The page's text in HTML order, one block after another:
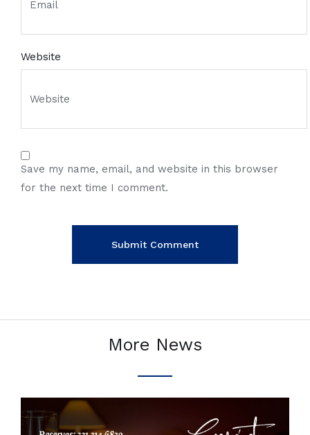
Website
Save my name, email, and website in this browser
for the next time I comment.
More News